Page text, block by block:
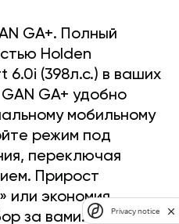
GA+. Полный
Holden
6.0i (398л.с.) в ваших
GA+ удобно
мобильному
режим под
переключая
Прирост
или экономия
за вами.
Privacy notice